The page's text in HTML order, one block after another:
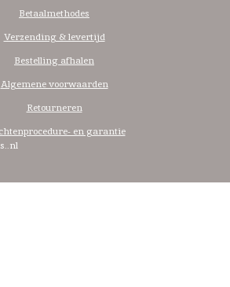
Betaalmethodes
Verzending & levertijd
Bestelling afhalen
Algemene voorwaarden
Retourneren
en garantie